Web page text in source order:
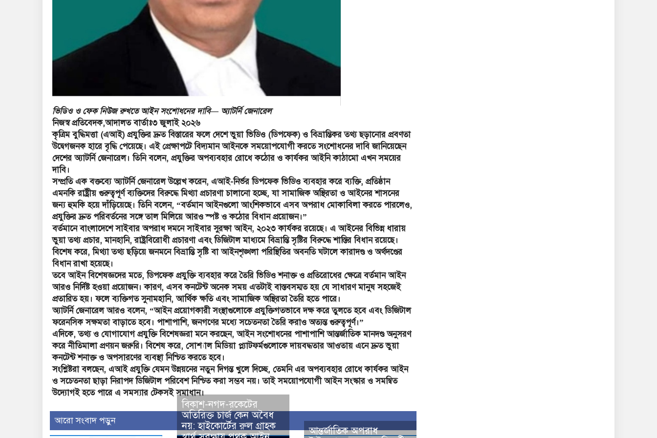
ভিডিও ও ফেক নিউজ রুখতে আইন সংশোধনের দাবি— অ্যাটর্নি জেনারেল
নিজস্ব প্রতিবেদক,আদালত বার্তাঃ৩ জুলাই ২০২৬
কৃত্রিম বুদ্ধিমত্তা (এআই) প্রযুক্তির দ্রুত বিস্তারের ফলে দেশে ভুয়া ভিডিও (ডিপফেক) ও বিভ্রান্তিকর তথ্য ছড়ানোর প্রবণতা
উদ্বেগজনক হারে বৃদ্ধি পেয়েছে। এই প্রেক্ষাপটে বিদ্যমান আইনকে সময়োপযোগী করতে সংশোধনের দাবি জানিয়েছেন
দেশের অ্যাটর্নি জেনারেল। তিনি বলেন, প্রযুক্তির অপব্যবহার রোধে কঠোর ও কার্যকর আইনি কাঠামো এখন সময়ের
দাবি।
সম্প্রতি এক বক্তব্যে অ্যাটর্নি জেনারেল উল্লেখ করেন, এআই-নির্ভর ডিপফেক ভিডিও ব্যবহার করে ব্যক্তি, প্রতিষ্ঠান
এমনকি রাষ্ট্রীয় গুরুত্বপূর্ণ ব্যক্তিদের বিরুদ্ধে মিথ্যা প্রচারণা চালানো হচ্ছে, যা সামাজিক অস্থিরতা ও আইনের শাসনের
জন্য হুমকি হয়ে দাঁড়িয়েছে। তিনি বলেন, “বর্তমান আইনগুলো আংশিকভাবে এসব অপরাধ মোকাবিলা করতে পারলেও,
প্রযুক্তির দ্রুত পরিবর্তনের সঙ্গে তাল মিলিয়ে আরও স্পষ্ট ও কঠোর বিধান প্রয়োজন।”
বর্তমানে বাংলাদেশে সাইবার অপরাধ দমনে সাইবার সুরক্ষা আইন, ২০২৩ কার্যকর রয়েছে। এ আইনের বিভিন্ন ধারায়
ভুয়া তথ্য প্রচার, মানহানি, রাষ্ট্রবিরোধী প্রচারণা এবং ডিজিটাল মাধ্যমে বিভ্রান্তি সৃষ্টির বিরুদ্ধে শাস্তির বিধান রয়েছে।
বিশেষ করে, মিথ্যা তথ্য ছড়িয়ে জনমনে বিভ্রান্তি সৃষ্টি বা আইনশৃঙ্খলা পরিস্থিতির অবনতি ঘটালে কারাদণ্ড ও অর্থদণ্ডের
বিধান রাখা হয়েছে।
তবে আইন বিশেষজ্ঞদের মতে, ডিপফেক প্রযুক্তি ব্যবহার করে তৈরি ভিডিও শনাক্ত ও প্রতিরোধের ক্ষেত্রে বর্তমান আইন
আরও নির্দিষ্ট হওয়া প্রয়োজন। কারণ, এসব কনটেন্ট অনেক সময় এতটাই বাস্তবসম্মত হয় যে সাধারণ মানুষ সহজেই
প্রতারিত হয়। ফলে ব্যক্তিগত সুনামহানি, আর্থিক ক্ষতি এবং সামাজিক অস্থিরতা তৈরি হতে পারে।
অ্যাটর্নি জেনারেল আরও বলেন, “আইন প্রয়োগকারী সংস্থাগুলোকে প্রযুক্তিগতভাবে দক্ষ করে তুলতে হবে এবং ডিজিটাল
ফরেনসিক সক্ষমতা বাড়াতে হবে। পাশাপাশি, জনগণের মধ্যে সচেতনতা তৈরি করাও অত্যন্ত গুরুত্বপূর্ণ।”
এদিকে, তথ্য ও যোগাযোগ প্রযুক্তি বিশেষজ্ঞরা মনে করছেন, আইন সংশোধনের পাশাপাশি আন্তর্জাতিক মানদণ্ড অনুসরণ
করে নীতিমালা প্রণয়ন জরুরি। বিশেষ করে, সোশ্যাল মিডিয়া প্ল্যাটফর্মগুলোকে দায়বদ্ধতার আওতায় এনে দ্রুত ভুয়া
কনটেন্ট শনাক্ত ও অপসারণের ব্যবস্থা নিশ্চিত করতে হবে।
সংশ্লিষ্টরা বলছেন, এআই প্রযুক্তি যেমন উন্নয়নের নতুন দিগন্ত খুলে দিচ্ছে, তেমনি এর অপব্যবহার রোধে কার্যকর আইন
ও সচেতনতা ছাড়া নিরাপদ ডিজিটাল পরিবেশ নিশ্চিত করা সম্ভব নয়। তাই সময়োপযোগী আইন সংস্কার ও সমন্বিত
উদ্যোগই হতে পারে এ সমস্যার টেকসই সমাধান।
আরো সংবাদ পড়ুন
বিকাশ-নগদ-রকেটের
অতিরিক্ত চার্জ কেন অবৈধ
নয়: হাইকোর্টের রুল গ্রাহক
আন্তর্জাতিক অপরাধ